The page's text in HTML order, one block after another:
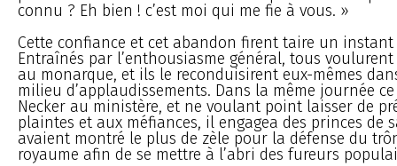
connu ? Eh bien ! c’est moi qui me fie à vous. »
Cette confiance et cet abandon firent taire un instant
Entraînés par l’enthousiasme général, tous
au monarque, et ils le reconduisirent eux-mêmes
milieu d’applaudissements. Dans la même journée
Necker au ministère, et ne voulant point laisser de
plaintes et aux méfiances, il engagea des princes de
avaient montré le plus de zèle pour la défense du
royaume afin de se mettre à l’abri des fureurs